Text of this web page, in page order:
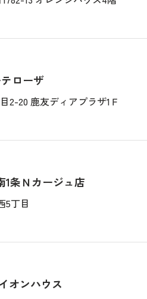
ローザ
2-20 鹿友ディアプラザ1Ｆ
1条Ｎカージュ店
5丁目
オンハウス